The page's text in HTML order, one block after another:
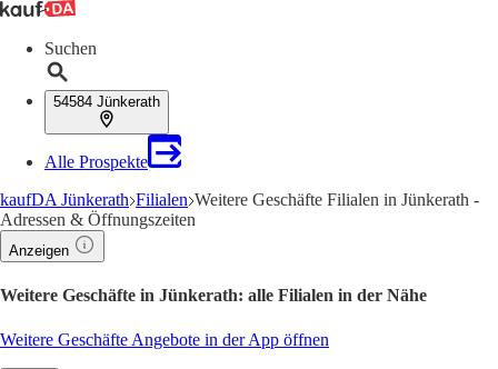
Suchen
54584 Jünkerath
Alle Prospekte
kaufDA Jünkerath Filialen Weitere Geschäfte Filialen in Jünkerath -
Adressen & Öffnungszeiten
Anzeigen
Weitere Geschäfte in Jünkerath: alle Filialen in der Nähe
Weitere Geschäfte Angebote in der App öffnen